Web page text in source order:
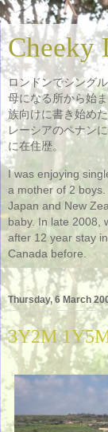
Cheeky
ロンドンでシング
母になる所から始
族向けに書き始め
レーシアのペナン
に在住歴。
I was enjoying
a mother of 2
Japan and New
baby. In late 2008,
after 12 year stay
Canada before.
Thursday, 6 March
3Y2M